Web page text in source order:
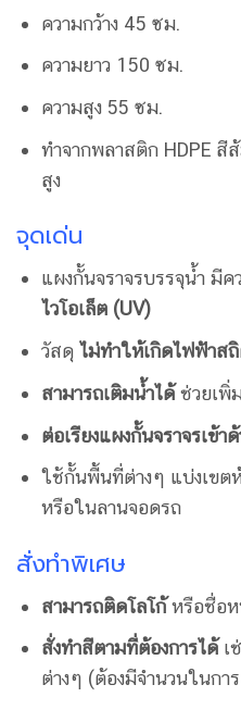
ความกว้าง 45 ซม.
ความยาว 150 ซม.
ความสูง 55 ซม.
ทำจากพลาสติก HDPE สี
สูง
จุดเด่น
แผงกั้นจราจรบรรจุน้ำ มีค
ไวโอเล็ต (UV)
วัสดุไม่ทำให้เกิดไฟฟ้าส
สามารถเติมน้ำได้ช่วยเพิ่
ต่อเรียงแผงกั้นจราจรเข้า
ใช้กั้นพื้นที่ต่างๆ แบ่งเขต
หรือในลานจอดรถ
สั่งทำพิเศษ
สามารถติดโลโก้หรือชื่อห
สั่งทำสีตามที่ต้องการได้เ
ต่างๆ (ต้องมีจำนวนในกา